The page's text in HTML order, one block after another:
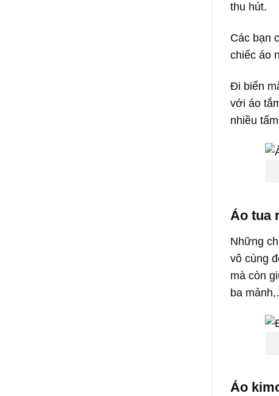
thu hút.
Các bạn
chiếc áo
Đi biển
với áo
nhiều
Áo tua
Những
vô cùng
mà còn
ba
Áo